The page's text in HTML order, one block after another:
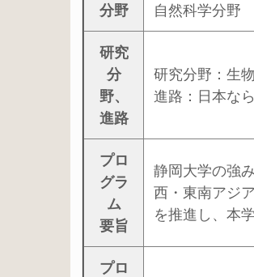
分野 自然科学分野
研究
分
野、
進路
研究分野：生
進路：日本な
プロ
グラ
ム
要旨
静岡大学の強
西・東南アジ
を推進し、本
プロ